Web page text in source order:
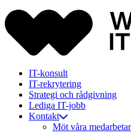
IT-konsult
IT-rekrytering
Strategi och rådgivning
Lediga IT-jobb
Kontakt
Möt våra